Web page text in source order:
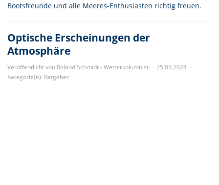
Bootsfreunde und alle Meeres-Enthusiasten richtig freuen.
Optische Erscheinungen der
Atmosphäre
Veröffentlicht von Roland Schmidt - Wetterkolumnist
25.03.2024
Kategorie(n): Ratgeber